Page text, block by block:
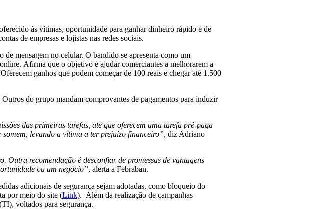
às vítimas, oportunidade para ganhar dinheiro rápido e de
de empresas e lojistas nas redes sociais.
mensagem no celular. O bandido se apresenta como um
Afirma que o objetivo é ajudar comerciantes a melhorarem a
ganhos que podem começar de 100 reais e chegar até 1.500
do grupo mandam comprovantes de pagamentos para induzir
das primeiras tarefas, até que oferecem uma tarefa pré-paga
levando a vítima a ter prejuízo financeiro”, diz Adriano
Outra recomendação é desconfiar de promessas de vantagens
ou um negócio”, alerta a Febraban.
adicionais de segurança sejam adotadas, como bloqueio do
por meio do site (Link). Além da realização de campanhas
voltados para segurança.